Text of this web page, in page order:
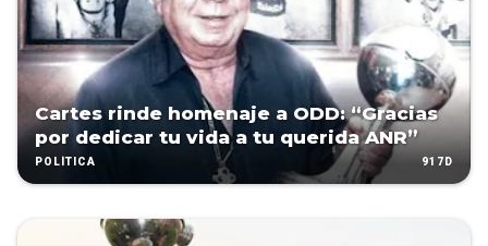
Cartes rinde homenaje a ODD: “Gracias
por dedicar tu vida a tu querida ANR”
POLÍTICA 917D